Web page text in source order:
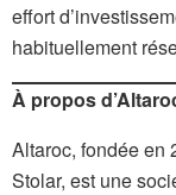
effort
habituellement
À propos
Altaroc, fondée en
Stolar, est une